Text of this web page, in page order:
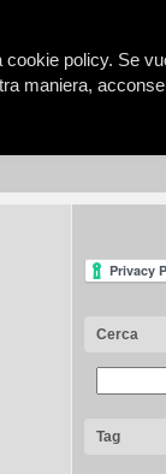
Cerca
Tag
policy. Se
maniera,